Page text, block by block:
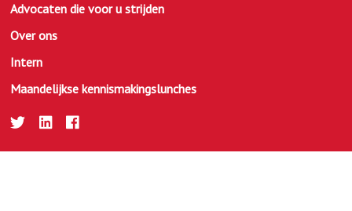
Advocaten die voor u strijden
Over ons
Intern
Maandelijkse kennismakingslunches